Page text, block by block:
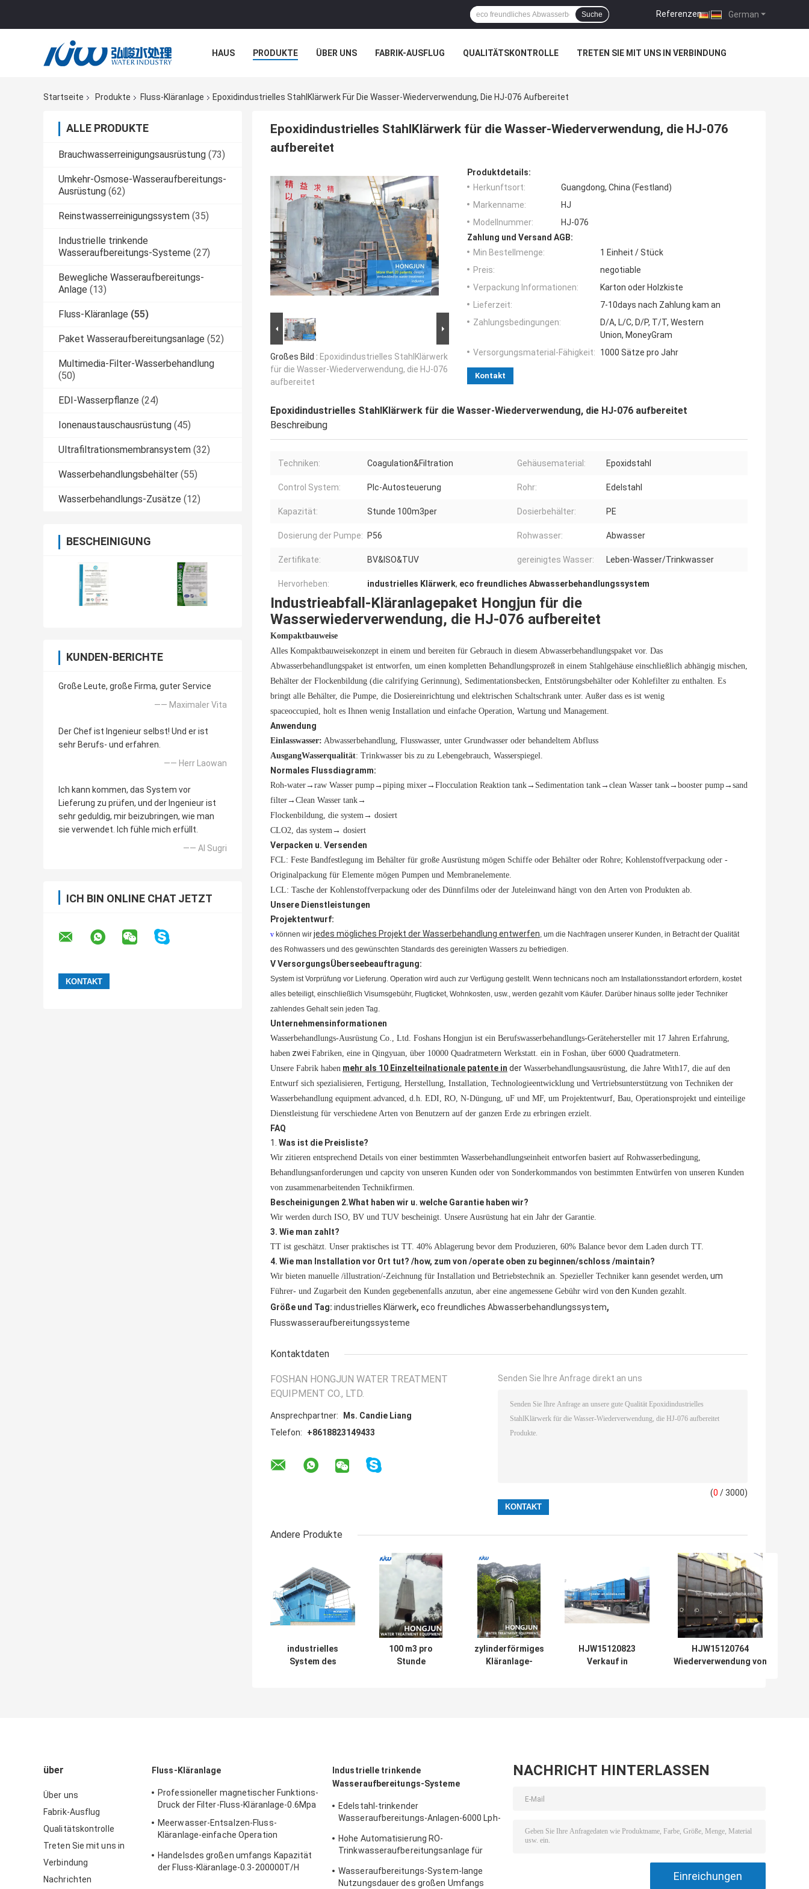
German
Referenzen |
Suche
HAUS PRODUKTE ÜBER UNS FABRIK-AUSFLUG QUALITÄTSKONTROLLE TRETEN SIE MIT UNS IN VERBINDUNG
Startseite
Produkte Fluss-Kläranlage Epoxidindustrielles StahlKlärwerk Für Die Wasser-Wiederverwendung, Die HJ-076 Aufbereitet
ALLE PRODUKTE
Brauchwasserreinigungsausrüstung (73)
Umkehr-Osmose-Wasseraufbereitungs-
Ausrüstung (62)
Reinstwasserreinigungssystem (35)
Industrielle trinkende
Wasseraufbereitungs-Systeme (27)
Bewegliche Wasseraufbereitungs-
Anlage (13)
Fluss-Kläranlage (55)
Paket Wasseraufbereitungsanlage (52)
Multimedia-Filter-Wasserbehandlung
(50)
EDI-Wasserpflanze (24)
Ionenaustauschausrüstung (45)
Ultrafiltrationsmembransystem (32)
Wasserbehandlungsbehälter (55)
Wasserbehandlungs-Zusätze (12)
BESCHEINIGUNG
KUNDEN-BERICHTE
Große Leute, große Firma, guter Service
—— Maximaler Vita
Der Chef ist Ingenieur selbst! Und er ist
sehr Berufs- und erfahren.
—— Herr Laowan
Ich kann kommen, das System vor
Lieferung zu prüfen, und der Ingenieur ist
sehr geduldig, mir beizubringen, wie man
sie verwendet. Ich fühle mich erfüllt.
—— Al Sugri
ICH BIN ONLINE CHAT JETZT
Epoxidindustrielles StahlKlärwerk für die Wasser-Wiederverwendung, die HJ-076
aufbereitet
Großes Bild : Epoxidindustrielles StahlKlärwerk
für die Wasser-Wiederverwendung, die HJ-076
aufbereitet
Produktdetails:
Herkunftsort:
Guangdong, China (Festland)
Markenname:
HJ
Modellnummer:
HJ-076
Zahlung und Versand AGB:
Min Bestellmenge:
1 Einheit / Stück
Preis:
negotiable
Verpackung Informationen:
Karton oder Holzkiste
Lieferzeit:
7-10days nach Zahlung kam an
Zahlungsbedingungen:
D/A, L/C, D/P, T/T, Western
Union, MoneyGram
Versorgungsmaterial-Fähigkeit:
1000 Sätze pro Jahr
Kontakt
Epoxidindustrielles StahlKlärwerk für die Wasser-Wiederverwendung, die HJ-076 aufbereitet
Beschreibung
Techniken: Coagulation&Filtration Gehäusematerial: Epoxidstahl
Control System: Plc-Autosteuerung Rohr: Edelstahl
Kapazität: Stunde 100m3per Dosierbehälter: PE
Dosierung der Pumpe: P56 Rohwasser: Abwasser
Zertifikate: BV&ISO&TUV gereinigtes Wasser: Leben-Wasser/Trinkwasser
Hervorheben: industrielles Klärwerk, eco freundliches Abwasserbehandlungssystem
Industrieabfall-Kläranlagepaket Hongjun für die
Wasserwiederverwendung, die HJ-076 aufbereitet
Kompaktbauweise
Alles Kompaktbauweisekonzept in einem und bereiten für Gebrauch in diesem Abwasserbehandlungspaket vor. Das
Abwasserbehandlungspaket ist entworfen, um einen kompletten Behandlungsprozeß in einem Stahlgehäuse einschließlich abhängig mischen,
Behälter der Flockenbildung (die calrifying Gerinnung), Sedimentationsbecken, Entstörungsbehälter oder Kohlefilter zu enthalten. Es
bringt alle Behälter, die Pumpe, die Dosiereinrichtung und elektrischen Schaltschrank unter. Außer dass es ist wenig
spaceoccupied, holt es Ihnen wenig Installation und einfache Operation, Wartung und Management.
Anwendung
Einlasswasser: Abwasserbehandlung, Flusswasser, unter Grundwasser oder behandeltem Abfluss
AusgangWasserqualität: Trinkwasser bis zu zu Lebengebrauch, Wasserspiegel.
Normales Flussdiagramm:
Roh-water→raw Wasser pump→piping mixer→Flocculation Reaktion tank→Sedimentation tank→clean Wasser tank→booster pump→sand
filter→Clean Wasser tank→
Flockenbildung, die system→ dosiert
CLO2, das system→ dosiert
Verpacken u. Versenden
FCL: Feste Bandfestlegung im Behälter für große Ausrüstung mögen Schiffe oder Behälter oder Rohre; Kohlenstoffverpackung oder -
Originalpackung für Elemente mögen Pumpen und Membranelemente.
LCL: Tasche der Kohlenstoffverpackung oder des Dünnfilms oder der Juteleinwand hängt von den Arten von Produkten ab.
Unsere Dienstleistungen
Projektentwurf:
v können wir jedes mögliches Projekt der Wasserbehandlung entwerfen, um die Nachfragen unserer Kunden, in Betracht der Qualität
des Rohwassers und des gewünschten Standards des gereinigten Wassers zu befriedigen.
VVersorgungsÜberseebeauftragung:
System ist Vorprüfung vor Lieferung. Operation wird auch zur Verfügung gestellt. Wenn technicans noch am Installationsstandort erfordern, kostet
alles beteiligt, einschließlich Visumsgebühr, Flugticket, Wohnkosten, usw., werden gezahlt vom Käufer. Darüber hinaus sollte jeder Techniker
zahlendes Gehalt sein jeden Tag.
Unternehmensinformationen
Wasserbehandlungs-Ausrüstung Co., Ltd. Foshans Hongjun ist ein Berufswasserbehandlungs-Gerätehersteller mit 17 Jahren Erfahrung,
haben zwei Fabriken, eine in Qingyuan, über 10000 Quadratmetern Werkstatt. ein in Foshan, über 6000 Quadratmetern.
Unsere Fabrik haben mehr als 10 Einzelteilnationale patente in der Wasserbehandlungsausrüstung, die Jahre With17, die auf den
Entwurf sich spezialisieren, Fertigung, Herstellung, Installation, Technologieentwicklung und Vertriebsunterstützung von Techniken der
Wasserbehandlung equipment.advanced, d.h. EDI, RO, N-Düngung, uF und MF, um Projektentwurf, Bau, Operationsprojekt und einteilige
Dienstleistung für verschiedene Arten von Benutzern auf der ganzen Erde zu erbringen erzielt.
FAQ
1. Was ist die Preisliste?
Wir zitieren entsprechend Details von einer bestimmten Wasserbehandlungseinheit entworfen basiert auf Rohwasserbedingung,
Behandlungsanforderungen und capcity von unseren Kunden oder von Sonderkommandos von bestimmten Entwürfen von unseren Kunden
von zusammenarbeitenden Technikfirmen.
Bescheinigungen 2.What haben wir u. welche Garantie haben wir?
Wir werden durch ISO, BV und TUV bescheinigt. Unsere Ausrüstung hat ein Jahr der Garantie.
3. Wie man zahlt?
TT ist geschätzt. Unser praktisches ist TT. 40% Ablagerung bevor dem Produzieren, 60% Balance bevor dem Laden durch TT.
4. Wie man Installation vor Ort tut? /how, zum von /operate oben zu beginnen/schloss /maintain?
Wir bieten manuelle /illustration/-Zeichnung für Installation und Betriebstechnik an. Spezieller Techniker kann gesendet werden, um
Führer- und Zugarbeit den Kunden gegebenenfalls anzutun, aber eine angemessene Gebühr wird von den Kunden gezahlt.
Größe und Tag: industrielles Klärwerk, eco freundliches Abwasserbehandlungssystem,
Flusswasseraufbereitungssysteme
Kontaktdaten
FOSHAN HONGJUN WATER TREATMENT
EQUIPMENT CO., LTD.
Ansprechpartner:
Ms. Candie Liang
Telefon:
+8618823149433
Senden Sie Ihre Anfrage direkt an uns
(0 / 3000)
Andere Produkte
industrielles
System des
100 m3 pro
Stunde
zylinderförmiges
Kläranlage-
HJW15120823
Verkauf in
HJW15120764
Wiederverwendung von
über
Über uns
Fabrik-Ausflug
Qualitätskontrolle
Treten Sie mit uns in
Verbindung
Nachrichten
Fluss-Kläranlage
Professioneller magnetischer Funktions-
Druck der Filter-Fluss-Kläranlage-0.6Mpa
Meerwasser-Entsalzen-Fluss-
Kläranlage-einfache Operation
Handelsdes großen umfangs Kapazität
der Fluss-Kläranlage-0.3-200000T/H
Industrielle trinkende
Wasseraufbereitungs-Systeme
Edelstahl-trinkender
Wasseraufbereitungs-Anlagen-6000 Lph-
Hohe Automatisierung RO-
Trinkwasseraufbereitungsanlage für
Wasseraufbereitungs-System-lange
Nutzungsdauer des großen Umfangs
NACHRICHT HINTERLASSEN